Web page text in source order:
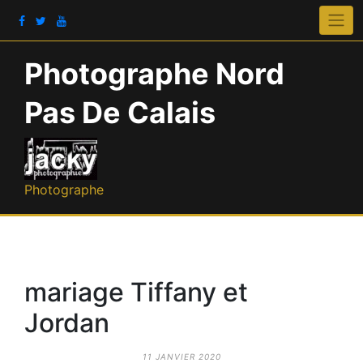
Photographe Nord
Pas De Calais
Photographe
mariage Tiffany et
Jordan
11 JANVIER 2020